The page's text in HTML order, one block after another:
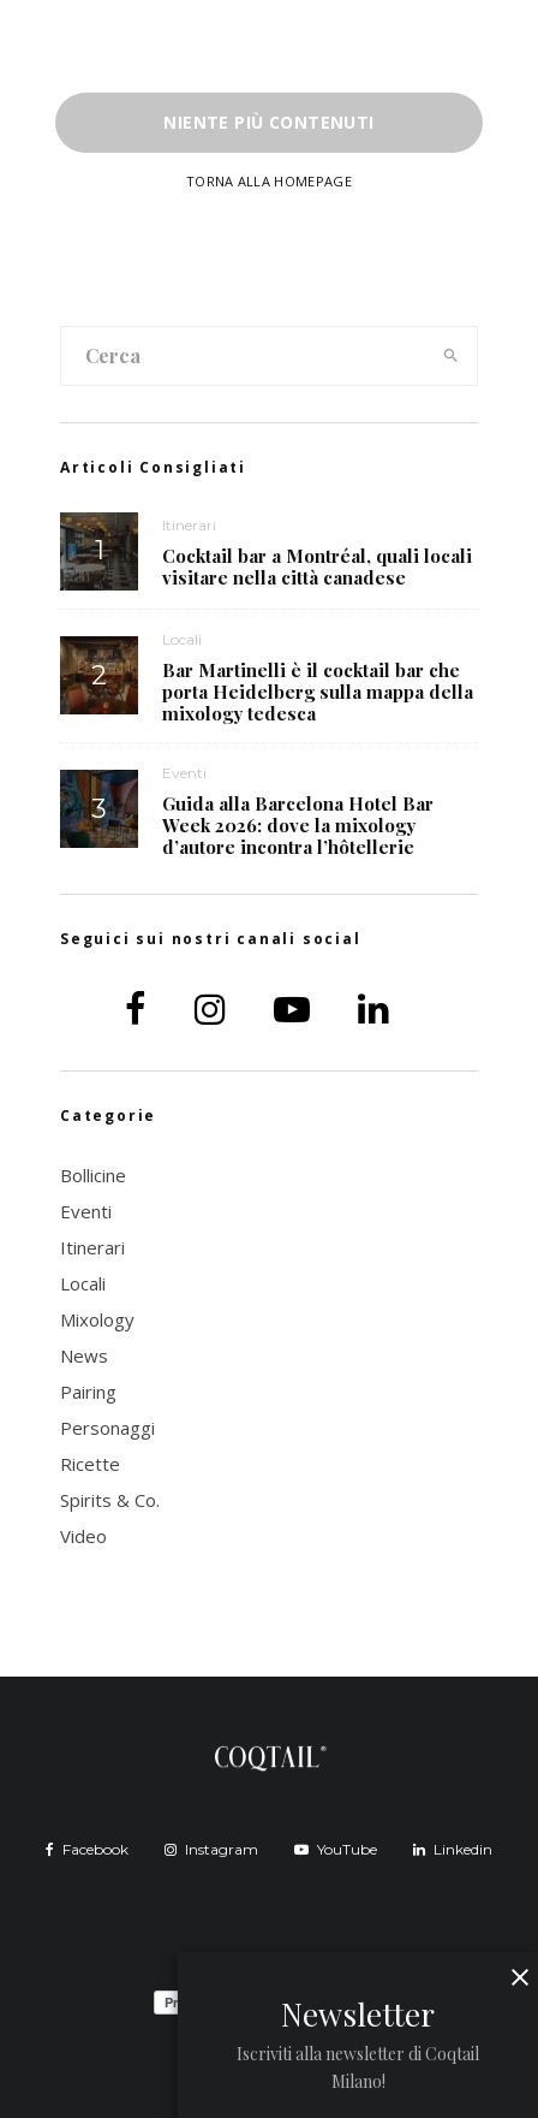
NIENTE PIÙ CONTENUTI
TORNA ALLA HOMEPAGE
Articoli Consigliati
Itinerari
Cocktail bar a Montréal, quali locali
visitare nella città canadese
Locali
Bar Martinelli è il cocktail bar che
porta Heidelberg sulla mappa della
mixology tedesca
Eventi
Guida alla Barcelona Hotel Bar
Week 2026: dove la mixology
d’autore incontra l’hôtellerie
Seguici sui nostri canali social
Categorie
Bollicine
Eventi
Itinerari
Locali
Mixology
News
Pairing
Personaggi
Ricette
Spirits & Co.
Video
Facebook Instagram YouTube Linkedin
Newsletter
Iscriviti alla newsletter di Coqtail
Milano!